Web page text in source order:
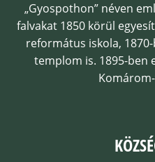
„Gyospothon” néven
falvakat 1850 körül
református iskola,
templom is. 1895-ben